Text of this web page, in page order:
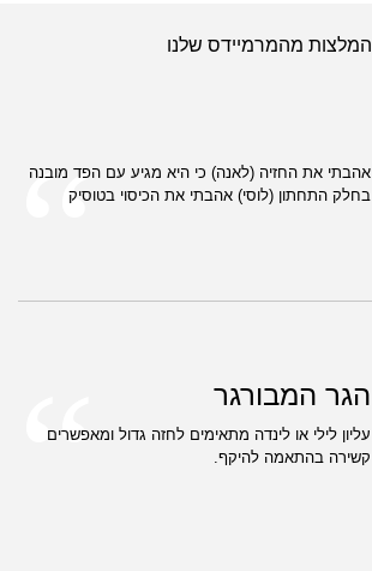
המלצות מהמרמיידס שלנו
אהבתי את החזיה (לאנה) כי היא מגיע עם הפד מובנה
בחלק התחתון (לוסי) אהבתי את הכיסוי בטוסיק
הגר המבורגר
עליון לילי או לינדה מתאימים לחזה גדול ומאפשרים
קשירה בהתאמה להיקף.